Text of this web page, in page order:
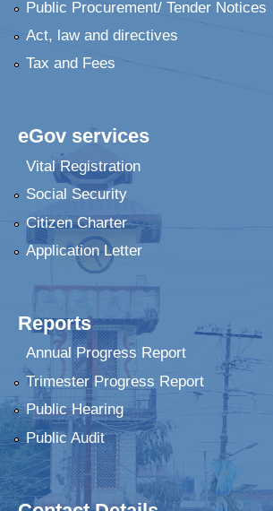
Public Procurement/ Tender Notices
Act, law and directives
Tax and Fees
eGov services
Vital Registration
Social Security
Citizen Charter
Application Letter
Reports
Annual Progress Report
Trimester Progress Report
Public Hearing
Public Audit